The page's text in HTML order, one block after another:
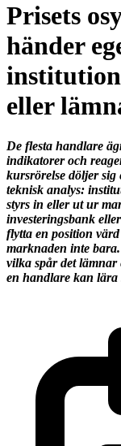
Prisets
händer
eller
De flesta handlare
indikatorer och
kursrörelse döljer sig
teknisk analys:
styrs in eller ut ur
investeringsbank
flytta en position
marknaden inte
vilka spår det lämnar
en handlare kan lära